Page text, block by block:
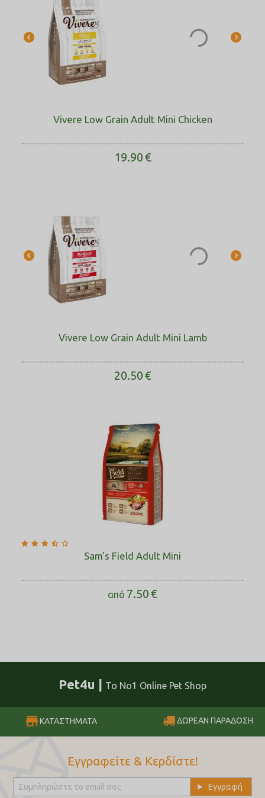
Vivere Low Grain Adult Mini Chicken
19.90€
Vivere Low Grain Adult Mini Lamb
20.50€
Sam's Field Adult Mini
από 7.50€
Pet4u | Το No1 Online Pet Shop
ΚΑΤΑΣΤΗΜΑΤΑ ΔΩΡΕΑΝ ΠΑΡΑΔΟΣΗ
Εγγραφείτε & Κερδίστε!